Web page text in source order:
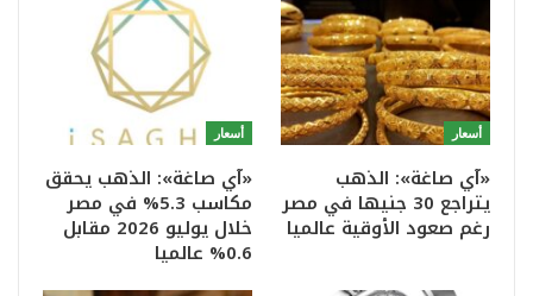
أسعار
«آي صاغة»: الذهب
يتراجع 30 جنيها في مصر
رغم صعود الأوقية عالميا
أسعار
«آي صاغة»: الذهب يحقق
مكاسب 5.3% في مصر
خلال يوليو 2026 مقابل
0.6% عالميا